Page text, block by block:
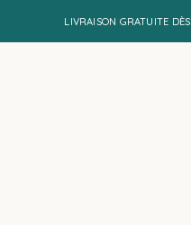
LIVRAISON GRATUITE